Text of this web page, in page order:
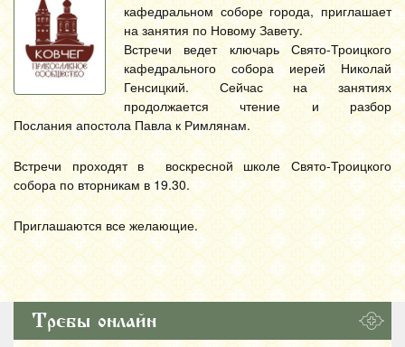
кафедральном соборе города, приглашает
на занятия по Новому Завету.
Встречи ведет ключарь Свято-Троицкого
кафедрального собора иерей Николай
Генсицкий. Сейчас на занятиях
продолжается чтение и разбор
Послания апостола Павла к Римлянам.
Встречи проходят в воскресной школе Свято-Троицкого
собора по вторникам в 19.30.
Приглашаются все желающие.
Требы онлайн